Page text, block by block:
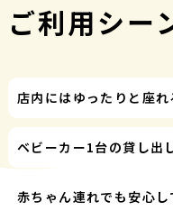
ご利用シー
店内にはゆったりと座れ
ベビーカー1台の貸し出
赤ちゃん連れでも安心し